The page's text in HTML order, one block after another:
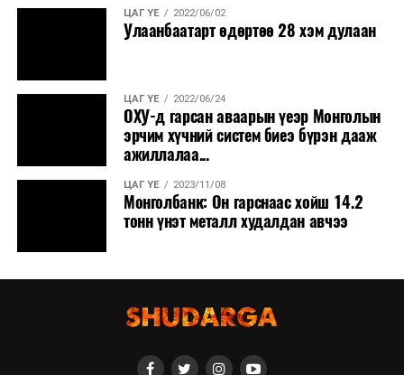
ЦАГ ҮЕ 2022/06/02
Улаанбаатарт өдөртөө 28 хэм дулаан
ЦАГ ҮЕ 2022/06/24
ОХУ-д гарсан аваарын үеэр Монголын
эрчим хүчний систем биеэ бүрэн дааж
ажиллалаа...
ЦАГ ҮЕ 2023/11/08
Монголбанк: Он гарснаас хойш 14.2
тонн үнэт металл худалдан авчээ